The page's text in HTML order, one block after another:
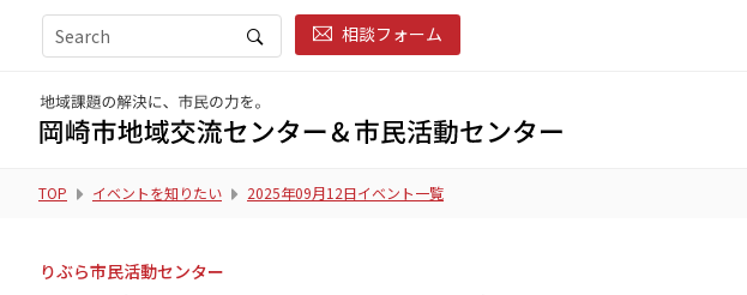
相談フォーム
TOP イベントを知りたい 2025年09月12日イベント一覧
りぶら市民活動センター